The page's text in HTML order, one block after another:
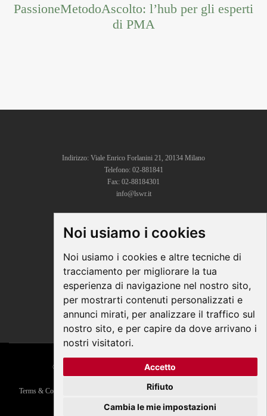
Noi usiamo i cookies
Noi usiamo i cookies e altre tecniche di
tracciamento per migliorare la tua
esperienza di navigazione nel nostro sito,
per mostrarti contenuti personalizzati e
annunci mirati, per analizzare il traffico sul
nostro sito, e per capire da dove arrivano i
nostri visitatori.
Accetto
Rifiuto
Cambia le mie impostazioni
PassioneMetodoAscolto: l’hub per gli esperti
di PMA
Indirizzo: Viale Enrico Forlanini 21, 20134 Milano
Telefono: 02-881841
Fax: 02-88184301
info@lswr.it
CONNECT
Linkedin
Instagram
Youtube
© COPYRIGHT 2026 All Rights Reserved - Edra Media
Terms & Conditions
Regolamento ECM
Responsabile della Protezione dei Dati:
dpo@lswr.it